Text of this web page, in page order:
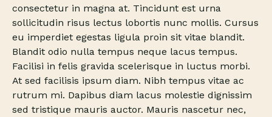
consectetur in magna at. Tincidunt est urna
sollicitudin risus lectus lobortis nunc mollis. Cursus
eu imperdiet egestas ligula proin sit vitae blandit.
Blandit odio nulla tempus neque lacus tempus.
Facilisi in felis gravida scelerisque in luctus morbi.
At sed facilisis ipsum diam. Nibh tempus vitae ac
rutrum mi. Dapibus diam lacus molestie dignissim
sed tristique mauris auctor. Mauris nascetur nec,